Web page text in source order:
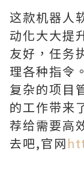
这款机器人
动化大大提
友好，任务
理各种指令
复杂的项目
的工作带来
荐给需要高
去吧,官网